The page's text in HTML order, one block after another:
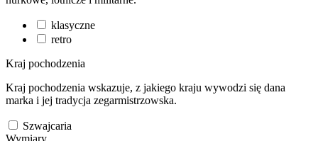
klasyczne
retro
Kraj pochodzenia
Kraj pochodzenia wskazuje, z jakiego kraju wywodzi się dana
marka i jej tradycja zegarmistrzowska.
Szwajcaria
Wymiary